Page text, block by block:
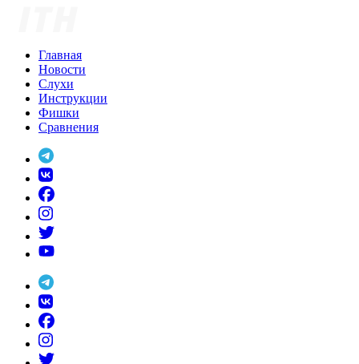
Главная
Новости
Слухи
Инструкции
Фишки
Сравнения